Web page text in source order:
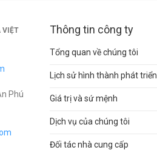
VIỆT
Phú
Thông tin công ty
Tổng quan về chúng tôi
Lịch sử hình thành phát triển
Giá trị và sứ mệnh
Dịch vụ của chúng tôi
Đối tác nhà cung cấp